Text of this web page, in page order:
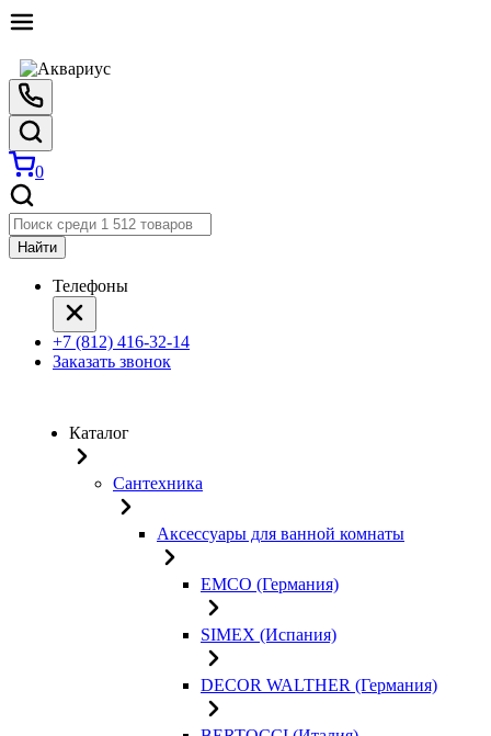
0
Найти
Телефоны
+7 (812) 416-32-14
Заказать звонок
Каталог
Сантехника
Аксессуары для ванной комнаты
EMCO (Германия)
SIMEX (Испания)
DECOR WALTHER (Германия)